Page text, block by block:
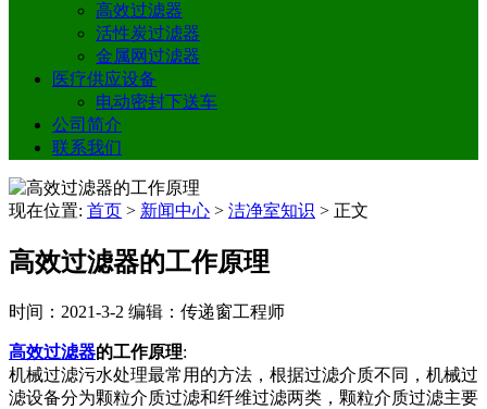
高效过滤器
活性炭过滤器
金属网过滤器
医疗供应设备
电动密封下送车
公司简介
联系我们
现在位置: 首页 > 新闻中心 > 洁净室知识 > 正文
高效过滤器的工作原理
时间：2021-3-2 编辑：传递窗工程师
高效过滤器的工作原理:
机械过滤污水处理最常用的方法，根据过滤介质不同，机械过
滤设备分为颗粒介质过滤和纤维过滤两类，颗粒介质过滤主要